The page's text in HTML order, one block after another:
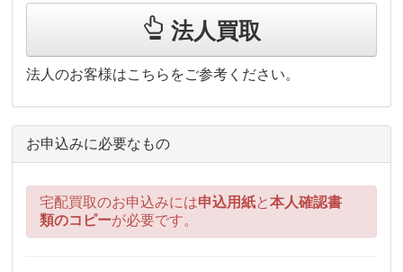
法人買取
法人のお客様はこちらをご参考ください。
お申込みに必要なもの
宅配買取のお申込みには申込用紙と本人確認書
類のコピーが必要です。